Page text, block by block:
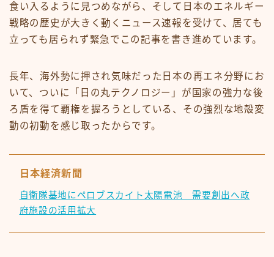
食い入るように見つめながら、そして日本のエネルギー
戦略の歴史が大きく動くニュース速報を受けて、居ても
立っても居られず緊急でこの記事を書き進めています。
長年、海外勢に押され気味だった日本の再エネ分野にお
いて、ついに「日の丸テクノロジー」が国家の強力な後
ろ盾を得て覇権を握ろうとしている、その強烈な地殻変
動の初動を感じ取ったからです。
日本経済新聞
自衛隊基地にペロブスカイト太陽電池 需要創出へ政
府施設の活用拡大